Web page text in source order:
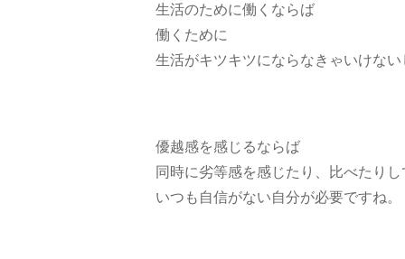
生活のために働くならば
働くために
生活がキツキツにならなきゃいけない
優越感を感じるならば
同時に劣等感を感じたり、比べたりし
いつも自信がない自分が必要ですね。